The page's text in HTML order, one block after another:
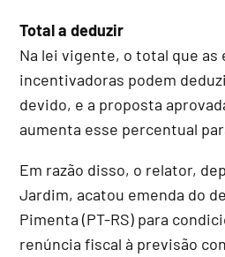
Total a deduzir
Na lei vigente, o total que as
incentivadoras podem
devido, e a proposta
aumenta esse percentual
Em razão disso, o relator,
Jardim, acatou emenda do
Pimenta (PT-RS) para
renúncia fiscal à previsão